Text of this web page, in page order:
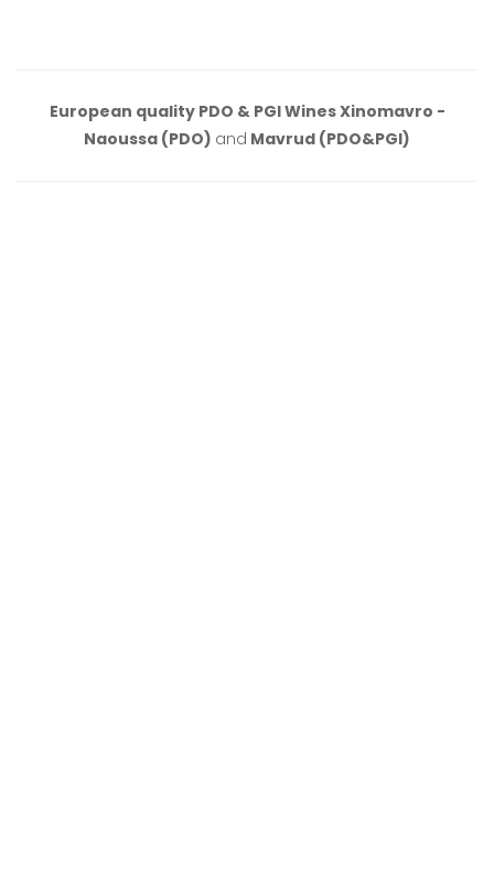
European quality PDO & PGI Wines Xinomavro -
Naoussa (PDO) and Mavrud (PDO&PGI)